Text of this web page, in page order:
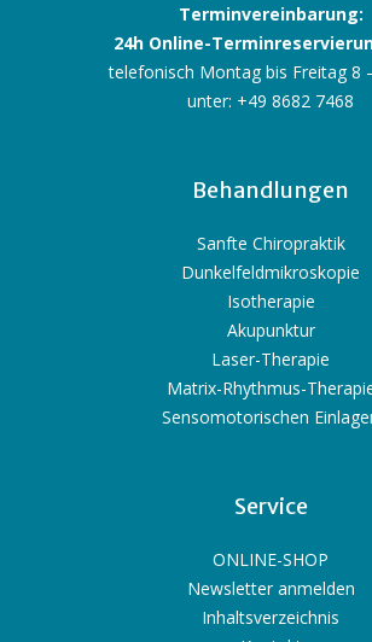
Terminvereinbarung:
24h Online-
telefonisch Montag bis Freitag 8
unter: +49 8682 7468
Behandlungen
Sanfte Chiropraktik
Dunkelfeldmikroskopie
Isotherapie
Akupunktur
Laser-Therapie
Matrix-Rhythmus-
Sensomotorischen
Service
ONLINE-SHOP
Newsletter anmelden
Inhaltsverzeichnis